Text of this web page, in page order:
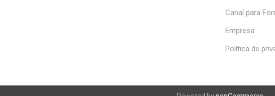
Canal para
Empresa
Política de